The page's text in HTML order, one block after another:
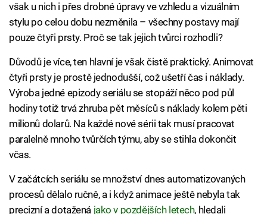
však u nich i přes drobné úpravy ve vzhledu a vizuálním
stylu po celou dobu nezměnila – všechny postavy mají
pouze čtyři prsty. Proč se tak jejich tvůrci rozhodli?
Důvodů je více, ten hlavní je však čistě praktický. Animovat
čtyři prsty je prostě jednodušší, což ušetří čas i náklady.
Výroba jedné epizody seriálu se stopáží něco pod půl
hodiny totiž trvá zhruba pět měsíců s náklady kolem pěti
milionů dolarů. Na každé nové sérii tak musí pracovat
paralelně mnoho tvůrčích týmu, aby se stihla dokončit
včas.
V začátcích seriálu se množství dnes automatizovaných
procesů dělalo ručně, a i když animace ještě nebyla tak
precizní a dotažená jako v pozdějších letech, hledali